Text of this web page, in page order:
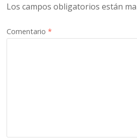
Los campos obligatorios están
Comentario*